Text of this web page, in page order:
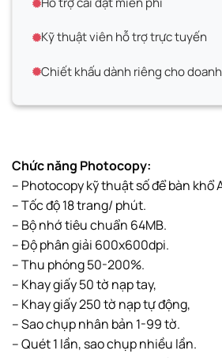
Kỹ thuật viên hỗ trợ trực tuyến
Chiết khấu dành riêng cho
Chức năng Photocopy:
– Photocopy kỹ thuật số để bàn khổ
– Tốc độ 18 trang/ phút.
– Bộ nhớ tiêu chuẩn 64MB.
– Độ phân giải 600x600dpi.
– Thu phóng 50-200%.
– Khay giấy 50 tờ nạp tay,
– Khay giấy 250 tờ nạp tự động,
– Sao chụp nhân bản 1-99 tờ.
– Quét 1 lần, sao chụp nhiều lần.